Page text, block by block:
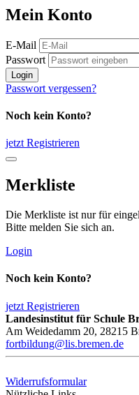
Mein Konto
E-Mail
Passwort
Login
Passwort vergessen?
Noch kein Konto?
jetzt Registrieren
Merkliste
Die Merkliste ist nur für
Bitte melden Sie sich an.
Login
Noch kein Konto?
jetzt Registrieren
Landesinstitut für Schule
Am Weidedamm 20, 28215
fortbildung@lis.bremen.de
Widerrufsformular